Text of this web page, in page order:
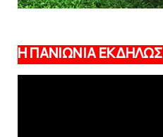
Η ΠΑΝΙΩΝΙΑ